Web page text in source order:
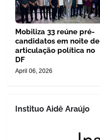
Mobiliza 33 reúne pré-
candidatos em noite de
articulação política no
DF
April 06, 2026
Instituo Aidê Araújo